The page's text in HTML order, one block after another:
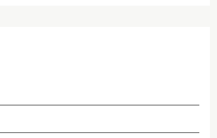
取得した個人情報について、データ入
場合、個人情報の取り扱いに関する守